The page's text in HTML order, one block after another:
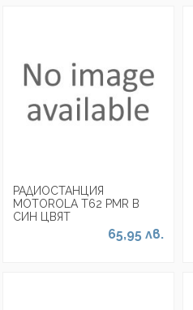
РАДИОСТАНЦИЯ
MOTOROLA Т62 PMR В
СИН ЦВЯТ
65,95 лв.